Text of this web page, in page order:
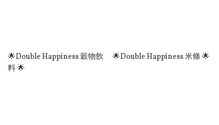
🌟Double Happiness 穀物飲
料 🌟
🌟Double Happiness 米條 🌟